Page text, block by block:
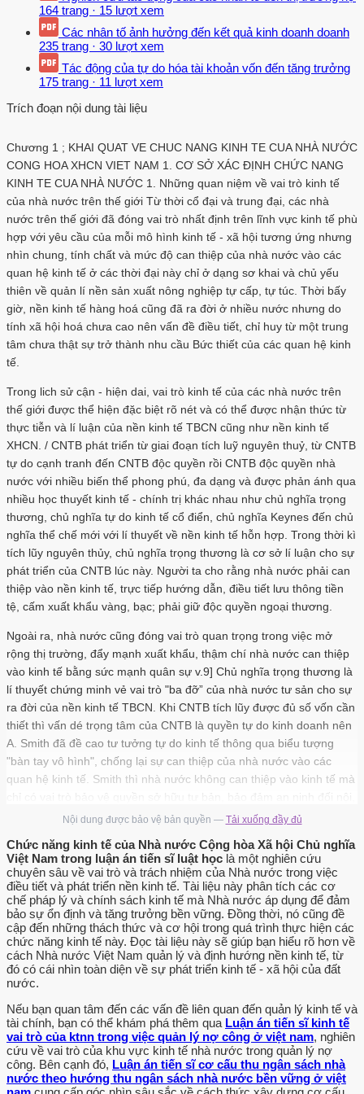
164 trang · 15 lượt xem
Các nhân tố ảnh hưởng đến kết quả kinh doanh doanh
235 trang · 30 lượt xem
Tác động của tự do hóa tài khoản vốn đến tăng trưởng
175 trang · 11 lượt xem
Trích đoạn nội dung tài liệu
Chương 1 ; KHAI QUAT VE CHUC NANG KINH TE CUA NHÀ NƯỚC
CONG HOA XHCN VIET NAM 1. CƠ SỞ XÁC ĐỊNH CHỨC NANG
KINH TE CUA NHÀ NƯỚC 1. Những quan niệm về vai trò kinh tế
của nhà nước trên thế giới Từ thời cổ đại và trung đại, các nhà
nước trên thế giới đã đóng vai trò nhất định trên lĩnh vực kinh tế phù
hợp với yêu cầu của mỗi mô hình kinh tế - xã hội tương ứng nhưng
nhìn chung, tính chất và mức độ can thiệp của nhà nước vào các
quan hệ kinh tế ở các thời đại này chỉ ở dạng sơ khai và chủ yếu
thiên về quản lí nền sản xuất nông nghiệp tự cấp, tự túc. Thời bấy
giờ, nền kinh tế hàng hoá cũng đã ra đời ở nhiều nước nhưng do
tính xã hội hoá chưa cao nên vấn đề điều tiết, chỉ huy từ một trung
tâm chưa thật sự trở thành nhu cầu Bức thiết của các quan hệ kinh
tế.
Trong lich sử cận - hiện dai, vai trò kinh tế của các nhà nước trên
thế giới được thể hiện đặc biệt rõ nét và có thể được nhận thức từ
thực tiễn và lí luận của nền kinh tế TBCN cũng như nền kinh tế
XHCN. / CNTB phát triển từ giai đoạn tích luỹ nguyên thuỷ, từ CNTB
tự do cạnh tranh đến CNTB độc quyền rồi CNTB độc quyền nhà
nước với nhiều biến thể phong phú, đa dạng và được phản ánh qua
nhiều học thuyết kinh tế - chính trị khác nhau như chủ nghĩa trọng
thương, chủ nghĩa tự do kinh tế cổ điển, chủ nghĩa Keynes đến chủ
nghĩa thể chế mới với lí thuyết về nền kinh tế hỗn hợp. Trong thời kì
tích lũy nguyên thủy, chủ nghĩa trọng thương là cơ sở lí luận cho sự
phát triển của CNTB lúc này. Người ta cho rằng nhà nước phải can
thiệp vào nền kinh tế, trực tiếp hướng dẫn, điều tiết lưu thông tiền
tệ, cấm xuất khẩu vàng, bạc; phải giữ độc quyền ngoại thương.
Ngoài ra, nhà nước cũng đóng vai trò quan trọng trong việc mở
rộng thị trường, đẩy mạnh xuất khẩu, thậm chí nhà nước can thiệp
vào kinh tế bằng sức mạnh quân sự v.9] Chủ nghĩa trọng thương là
lí thuyết chứng minh vẻ vai trò "ba đỡ” của nhà nước tư sản cho sự
ra đời của nền kinh tế TBCN. Khi CNTB tích lũy được đủ số vốn cần
thiết thì vấn dé trọng tâm của CNTB là quyền tự do kinh doanh nên
A. Smith đã đề cao tư tưởng tự do kinh tế thông qua biểu tượng
"bàn tay vô hình", chống lại sự can thiệp của nhà nước vào các
quan hệ kinh tế. Smith thì nhà nước không can thiệp vào kinh tế mà
đối ngoại đồng thời, chính sách kinh tế tốt nhất mà xã hội và nhà
giai đoạn độc quyền thì L.
Walras (1848 - 1923) - nhà kinh tế học chính trị người Thuy Sỹ với lí
thuyết “cân bằng tổng quát” đã phát triển tư tưởng “bàn tay vô hình"
của A. Smith về tự do kinh tế.[69] Về vai trò của nhà nước đối với
nền kinh tế, A. Pigou quan niệm rang để tăng thu nhập quốc dân,
tăng phúc lợi kinh tế, nhà nước cần có các biện pháp can thiệp cần
thiết và trong điều kiện độc quyền càng cần tới sự can thiệp của
nhà nước. Như vậy với A.
PIgou, lần đầu tiên trong lịch sử thế giới đã manh nha tư tưởng về
nhà nước đóng vai trò can thiệp vào nền kinh tế ở tầm vĩ mô. Đến
giai đoạn CNTB độc quyền nhà nước, lí thuyết về nền kinh tế TBCN
có sự điều tiết của nhà nước đã ra đời với sự sáng lập của J.
Keynes (1883 - 1946) - nhà kinh tế học chính trị người Anh.[27]
Nội dung được bảo vệ bản quyền — Tải xuống đầy đủ
Chức năng kinh tế của Nhà nước Cộng hòa Xã hội Chủ nghĩa
Việt Nam trong luận án tiến sĩ luật học là một nghiên cứu
chuyên sâu về vai trò và trách nhiệm của Nhà nước trong việc
điều tiết và phát triển nền kinh tế. Tài liệu này phân tích các cơ
chế pháp lý và chính sách kinh tế mà Nhà nước áp dụng để đảm
bảo sự ổn định và tăng trưởng bền vững. Đồng thời, nó cũng đề
cập đến những thách thức và cơ hội trong quá trình thực hiện các
chức năng kinh tế này. Đọc tài liệu này sẽ giúp bạn hiểu rõ hơn về
cách Nhà nước Việt Nam quản lý và định hướng nền kinh tế, từ
đó có cái nhìn toàn diện về sự phát triển kinh tế - xã hội của đất
nước.
Nếu bạn quan tâm đến các vấn đề liên quan đến quản lý kinh tế và
tài chính, bạn có thể khám phá thêm qua Luận án tiến sĩ kinh tế
vai trò của ktnn trong việc quản lý nợ công ở việt nam, nghiên
cứu về vai trò của khu vực kinh tế nhà nước trong quản lý nợ
công. Bên cạnh đó, Luận án tiến sĩ cơ cấu thu ngân sách nhà
nước theo hướng thu ngân sách nhà nước bền vững ở việt